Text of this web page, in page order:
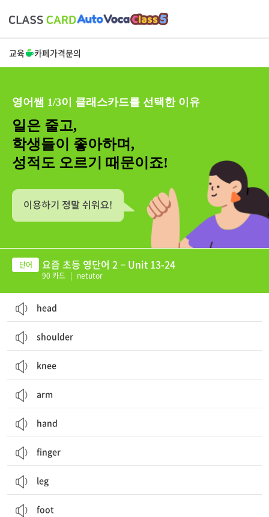
교육 카페가격문의
영어쌤 1/3이 클래스카드를 선택한 이유
일은 줄고,
학생들이 좋아하며,
성적도 오르기 때문이죠!
요즘 초등 영단어 2 − Unit 13-24
90 카드 | netutor
head
shoulder
knee
arm
hand
finger
leg
foot